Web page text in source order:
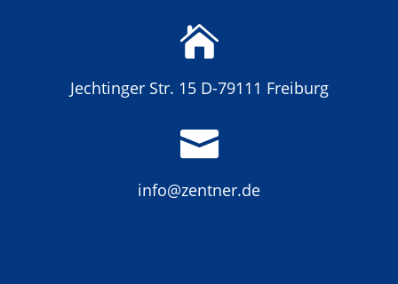

Jechtinger Str. 15 D-79111 Freiburg

info@zentner.de